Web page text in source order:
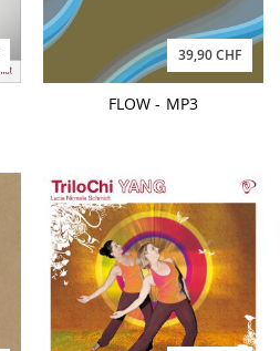
39,90 CHF
FLOW - MP3